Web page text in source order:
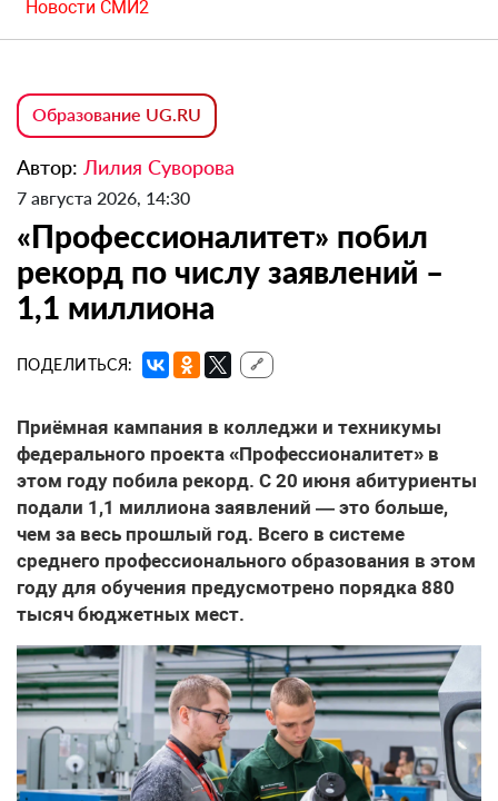
Новости СМИ2
Образование UG.RU
Автор: Лилия Суворова
7 августа 2026, 14:30
«Профессионалитет» побил
рекорд по числу заявлений –
1,1 миллиона
ПОДЕЛИТЬСЯ: 🔗
Приёмная кампания в колледжи и техникумы
федерального проекта «Профессионалитет» в
этом году побила рекорд. С 20 июня абитуриенты
подали 1,1 миллиона заявлений — это больше,
чем за весь прошлый год. Всего в системе
среднего профессионального образования в этом
году для обучения предусмотрено порядка 880
тысяч бюджетных мест.